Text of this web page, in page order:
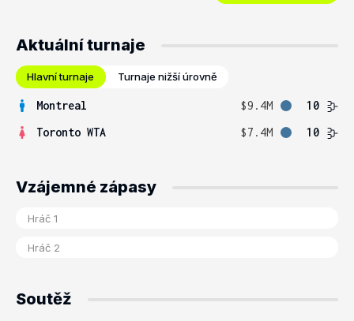
Aktuální turnaje
Hlavní turnaje Turnaje nižší úrovně
Montreal $9.4M
10
Toronto WTA
$7.4M 10
Vzájemné zápasy
Soutěž